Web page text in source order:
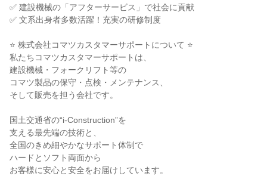
✅ 建設機械の「アフターサービス」で社会に貢献
✅ 文系出身者多数活躍！充実の研修制度
⭐ 株式会社コマツカスタマーサポートについて ⭐
私たちコマツカスタマーサポートは、
建設機械・フォークリフト等の
コマツ製品の保守・点検・メンテナンス、
そして販売を担う会社です。
国土交通省の“i-Construction”を
支える最先端の技術と、
全国のきめ細やかなサポート体制で
ハードとソフト両面から
お客様に安心と安全をお届けしています。